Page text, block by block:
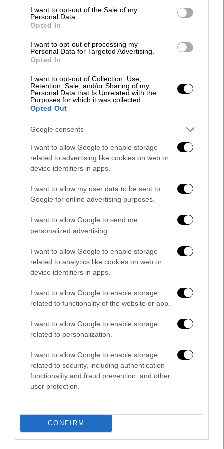
consent section.
I want to opt-out of the Sale of my
Personal Data.
Opted In
I want to opt-out of processing my
Personal Data for Targeted Advertising.
Opted In
I want to opt-out of Collection, Use,
Retention, Sale, and/or Sharing of my
Personal Data that Is Unrelated with the
Purposes for which it was collected.
Opted Out
Google consents
I want to allow Google to enable storage
related to advertising like cookies on web or
device identifiers in apps.
I want to allow my user data to be sent to
Google for online advertising purposes.
I want to allow Google to send me
personalized advertising.
I want to allow Google to enable storage
related to analytics like cookies on web or
device identifiers in apps.
I want to allow Google to enable storage
related to functionality of the website or app.
I want to allow Google to enable storage
related to personalization.
I want to allow Google to enable storage
related to security, including authentication
functionality and fraud prevention, and other
user protection.
CONFIRM
pic.twitter.com/4t8mRP37Gp
— SpaceX (@SpaceX)
«Σαν να μην ήταν αρκετά συναρπαστική η
δοκιμαστική πτήση
μια γρήγορη απρογραμμάτιστη
αποσυναρμολόγηση πριν από τον διαχωρισμό
»,έγραψε η SpaceX στο
As if the flight test was not exciting
enough, Starship experienced a rapid
unscheduled disassembly before
stage separation
— SpaceX (@SpaceX) April 20, 2023
Η πρώτη αντίδραση του Elon Musk
Από την πλευρά του, ο Elon Musk,
υποσχέθηκε μια νέα δοκιμή "σε λίγους
μήνες".
αυτή την υπέροχη πρώτη δοκιμαστική
πτήση», έγραψε στο Twitter. «Μάθαμε πολλά
για την προσεχή δοκιμή εκτόξευσης (που θα
γίνει) σε λίγους μήνες».
ΟΛΕΣ ΟΙ ΕΙΔΗΣΕΙΣ
Τραγωδία στα Τέμπη: Δημοσιεύτηκε
ολόκληρο το πόρισμα για το
Αλέξης Γεωργούλης: Η Αρχή Προστασίας
Δεδομένων ερευνά την διαρροή του
ονόματος της καταγγέλλουσας